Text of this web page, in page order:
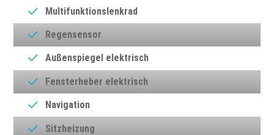
Multifunktionslenkrad
Regensensor
Außenspiegel elektrisch
Fensterheber elektrisch
Navigation
Sitzheizung